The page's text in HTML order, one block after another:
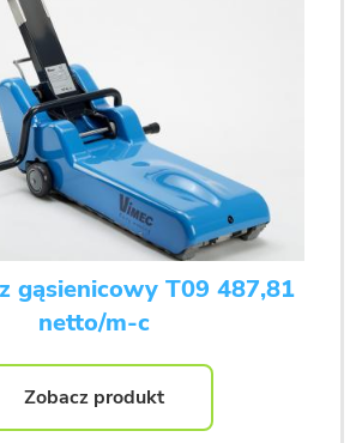
gąsienicowy T09 487,81
netto/m-c
Zobacz produkt